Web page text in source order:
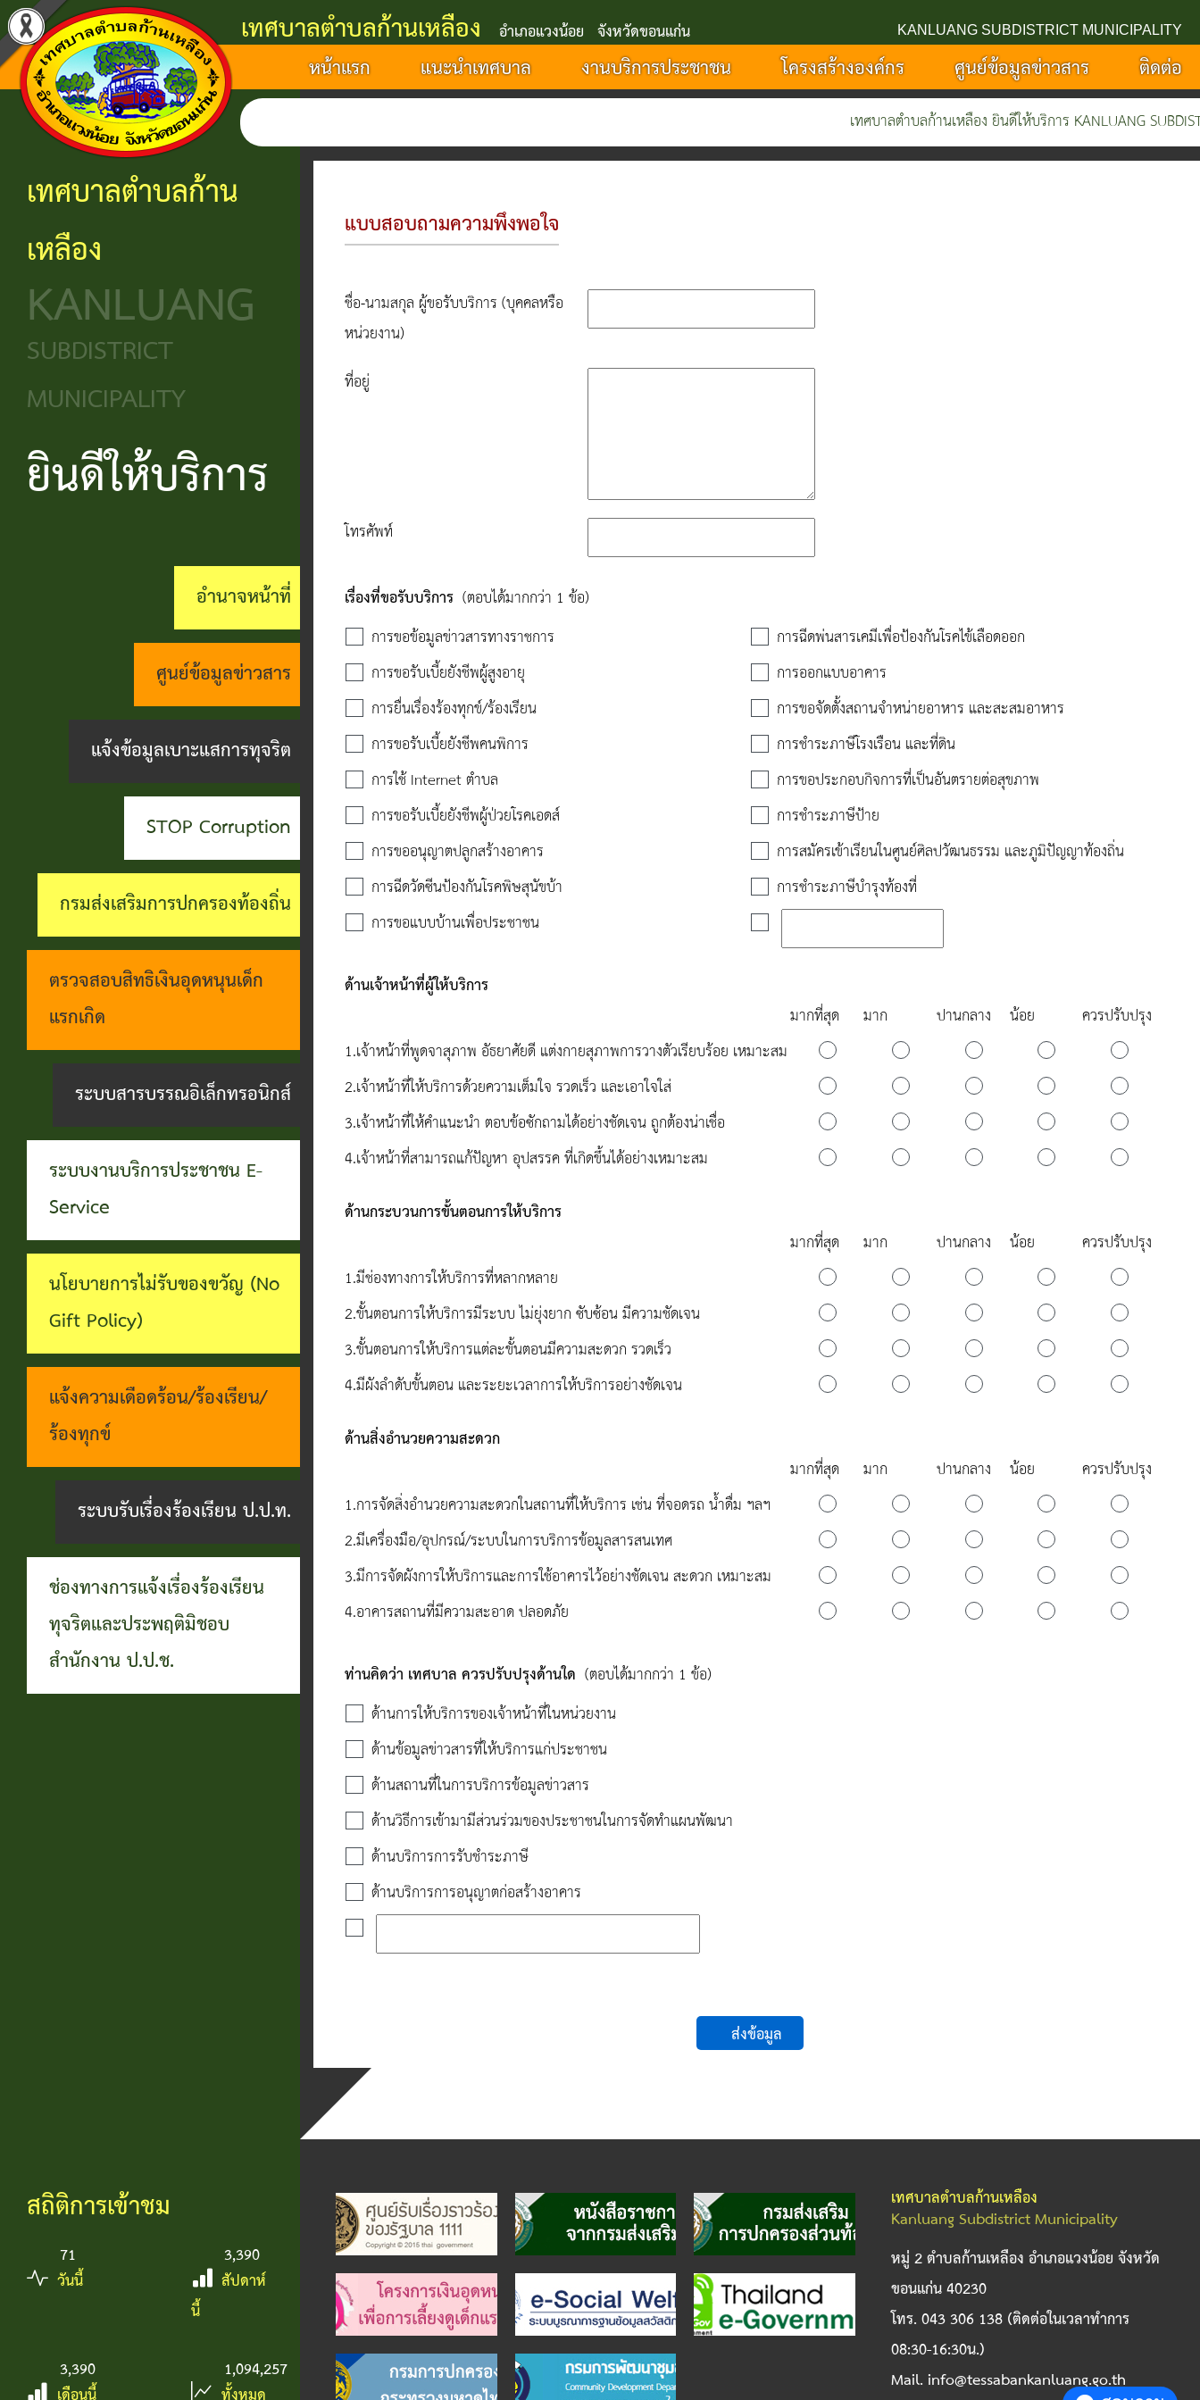
เทศบาลตำบลก้านเหลือง อำเภอแวงน้อย จังหวัดขอนแก่น KANLUANG SUBDISTRICT MUNICIPALITY
หน้าแรก แนะนำเทศบาล งานบริการประชาชน โครงสร้างองค์กร ศูนย์ข้อมูลข่าวสาร ติดต่อ
แนะนำ
เทศบาล
ความ
เป็นมา
ข้อมูล
พื้น
ฐาน
วิสัยทัศน์
และ
ยุทธศาสตร์
งาน
บริการ
ประชาชน
บริการ
ประชาชน
ศูนย์ช่วย
ประชาชน
แบบ
ฟอร์ม
ตรวจ
สอบ
ราย
ชื่อ
โอน
เงิน
บัญชี
เบี้ย
ยังชีพ
ระบบงาน
บริการ
ประชาชน
(E-
Service)
ผ่าน
เว็บไซต์
โครงสร้าง
องค์กร
เทศบาล
โครงสร้าง
นิติบัญญัติ
โครงสร้าง
บริหาร
โครงสร้าง
ส่วน
สาธารณสุข
และสิ่ง
แวดล้อม
กอง
การ
ศึกษา
ศูนย์
ข้อมูล
ข่าวสาร
และ
แผน
งาน
ข้อมูล
ข่าวสาร
สถานะ
รบ.อำนวย
ที่น่า
การ
ดำเนิน
การตาม
นโยบาย
การ
บริหาร
งาน
บุคคล
ติดต่อ
ข้อมูล
ติดต่อ
แจ้ง
ความ
เดือด
ร้อน
ร้อง
ร้อง
ทุกข์
ช่อง
ทางการ
รับฟัง
ความ
คิดเห็น
แจ้ง
ข้อมูล
เบาะแส
การ
ทุจริต
เทศบาลตำบลก้านเหลือง ยินดีให้บริการ KANLUANG
เทศบาลตำบลก้าน
เหลือง
KANLUANG
SUBDISTRICT
MUNICIPALITY
ยินดีให้บริการ
อำนาจหน้าที่
ศูนย์ข้อมูลข่าวสาร
แจ้งข้อมูลเบาะแสการทุจริต
STOP Corruption
กรมส่งเสริมการปกครองท้องถิ่น
ตรวจสอบสิทธิเงินอุดหนุนเด็ก
แรกเกิด
ระบบสารบรรณอิเล็กทรอนิกส์
ระบบงานบริการประชาชน E-
Service
นโยบายการไม่รับของขวัญ (No
Gift Policy)
แจ้งความเดือดร้อน/ร้องเรียน/
ร้องทุกข์
ระบบรับเรื่องร้องเรียน ป.ป.ท.
ช่องทางการแจ้งเรื่องร้องเรียน
ทุจริตและประพฤติมิชอบ
สำนักงาน ป.ป.ช.
แบบสอบถามความพึงพอใจ
ชื่อ-นามสกุล ผู้ขอรับบริการ (บุคคลหรือ
หน่วยงาน)
ที่อยู่
โทรศัพท์
เรื่องที่ขอรับบริการ (ตอบได้มากกว่า 1 ข้อ)
การขอข้อมูลข่าวสารทางราชการ
การขอรับเบี้ยยังชีพผู้สูงอายุ
การยื่นเรื่องร้องทุกข์/ร้องเรียน
การขอรับเบี้ยยังชีพคนพิการ
การใช้ Internet ตำบล
การขอรับเบี้ยยังชีพผู้ป่วยโรคเอดส์
การขออนุญาตปลูกสร้างอาคาร
การฉีดวัดซีนป้องกันโรคพิษสุนัขบ้า
การขอแบบบ้านเพื่อประชาชน
การฉีดพ่นสารเคมีเพื่อป้องกันโรคไข้เลือดออก
การออกแบบอาคาร
การขอจัดตั้งสถานจำหน่ายอาหาร และสะสมอาหาร
การชำระภาษีโรงเรือน และที่ดิน
การขอประกอบกิจการที่เป็นอันตรายต่อสุขภาพ
การชำระภาษีป้าย
การสมัครเข้าเรียนในศูนย์ศิลปวัฒนธรรม และภูมิปัญญาท้องถิ่น
การชำระภาษีบำรุงท้องที่
ด้านเจ้าหน้าที่ผู้ให้บริการ
มากที่สุด
มาก ปานกลาง น้อย
ควรปรับปรุง
1.เจ้าหน้าที่พูดจาสุภาพ อัธยาศัยดี แต่งกายสุภาพการวางตัวเรียบร้อย เหมาะสม
2.เจ้าหน้าที่ให้บริการด้วยความเต็มใจ รวดเร็ว และเอาใจใส่
3.เจ้าหน้าที่ให้คำแนะนำ ตอบข้อซักถามได้อย่างชัดเจน ถูกต้องน่าเชื่อ
4.เจ้าหน้าที่สามารถแก้ปัญหา อุปสรรค ที่เกิดขึ้นได้อย่างเหมาะสม
ด้านกระบวนการขั้นตอนการให้บริการ
มากที่สุด
มาก ปานกลาง น้อย
ควรปรับปรุง
1.มีช่องทางการให้บริการที่หลากหลาย
2.ขั้นตอนการให้บริการมีระบบ ไม่ยุ่งยาก ซับซ้อน มีความชัดเจน
3.ขั้นตอนการให้บริการแต่ละขั้นตอนมีความสะดวก รวดเร็ว
4.มีผังลำดับขั้นตอน และระยะเวลาการให้บริการอย่างชัดเจน
ด้านสิ่งอำนวยความสะดวก
มากที่สุด
มาก ปานกลาง น้อย
ควรปรับปรุง
1.การจัดสิ่งอำนวยความสะดวกในสถานที่ให้บริการ เช่น ที่จอดรถ น้ำดื่ม ฯลฯ
2.มีเครื่องมือ/อุปกรณ์/ระบบในการบริการข้อมูลสารสนเทศ
3.มีการจัดผังการให้บริการและการใช้อาคารไว้อย่างชัดเจน สะดวก เหมาะสม
4.อาคารสถานที่มีความสะอาด ปลอดภัย
ท่านคิดว่า เทศบาล ควรปรับปรุงด้านใด (ตอบได้มากกว่า 1 ข้อ)
ด้านการให้บริการของเจ้าหน้าที่ในหน่วยงาน
ด้านข้อมูลข่าวสารที่ให้บริการแก่ประชาชน
ด้านสถานที่ในการบริการข้อมูลข่าวสาร
ด้านวิธีการเข้ามามีส่วนร่วมของประชาชนในการจัดทำแผนพัฒนา
ด้านบริการการรับชำระภาษี
ด้านบริการการอนุญาตก่อสร้างอาคาร
ส่งข้อมูล
สถิติการเข้าชม
71
วันนี้
3,390
สัปดาห์
นี้
3,390
1,094,257
เทศบาลตำบลก้านเหลือง
Kanluang Subdistrict Municipality
หมู่ 2 ตำบลก้านเหลือง อำเภอแวงน้อย จังหวัด
ขอนแก่น 40230
โทร. 043 306 138 (ติดต่อในเวลาทำการ
08:30-16:30น.)
Mail. info@tessabankanluang.go.th